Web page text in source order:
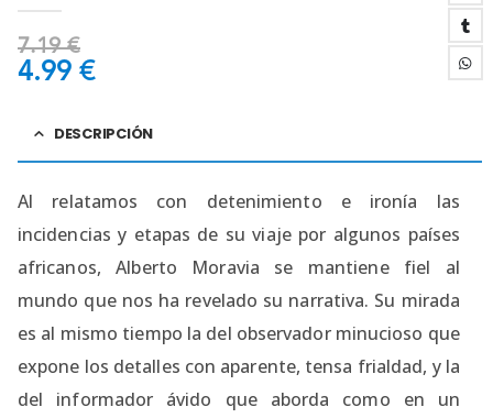
7.19€
4.99 €
DESCRIPCIÓN
Al relatamos con detenimiento e ironía las
incidencias y etapas de su viaje por algunos países
africanos, Alberto Moravia se mantiene fiel al
mundo que nos ha revelado su narrativa. Su mirada
es al mismo tiempo la del observador minucioso que
expone los detalles con aparente, tensa frialdad, y la
del informador ávido que aborda como en un